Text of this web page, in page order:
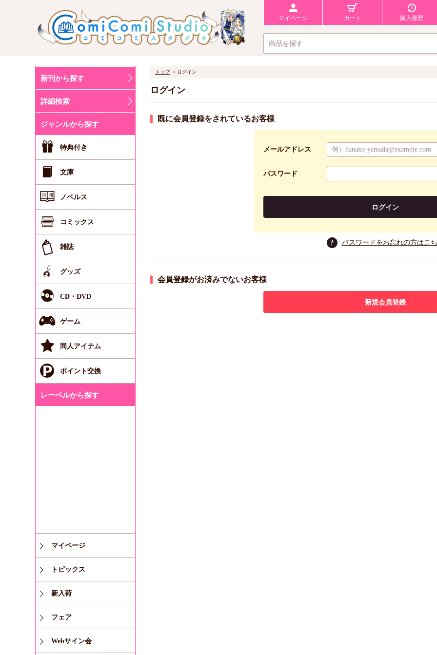
マイページ カート 購入履歴
新刊から探す
詳細検索
ジャンルから探す
特典付き
文庫
ノベルス
コミックス
雑誌
グッズ
CD・DVD
ゲーム
同人アイテム
ポイント交換
レーベルから探す
マイページ
トピックス
新入荷
フェア
Webサイン会
トップ ログイン
ログイン
既に会員登録をされているお客様
メールアドレス
パスワード
ログイン
? パスワードをお忘れの方はこ
会員登録がお済みでないお客様
新規会員登録